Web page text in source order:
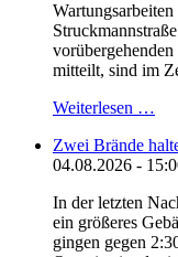
mitteilt, sind im
Weiterlesen …
Zwei Brände
04.08.2026 -
In der letzten
ein größeres
gingen gegen